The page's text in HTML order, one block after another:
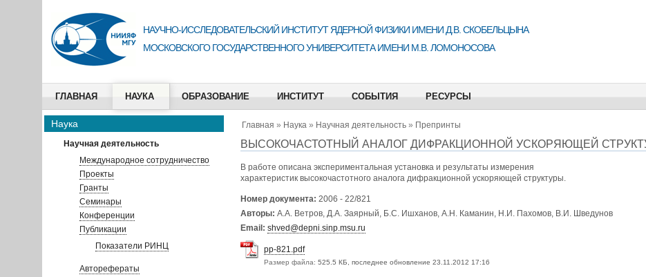
НАУЧНО-ИССЛЕДОВАТЕЛЬСКИЙ ИНСТИТУТ ЯДЕРНОЙ ФИЗИКИ ИМЕНИ Д.В. СКОБЕЛЬЦЫНА
МОСКОВСКОГО ГОСУДАРСТВЕННОГО УНИВЕРСИТЕТА ИМЕНИ М.В. ЛОМОНОСОВА
ГЛАВНАЯ НАУКА ОБРАЗОВАНИЕ ИНСТИТУТ СОБЫТИЯ РЕСУРСЫ
Наука
Научная деятельность
Международное сотрудничество
Проекты
Гранты
Семинары
Конференции
Публикации
Показатели РИНЦ
Авторефераты
Главная » Наука» Научная деятельность» Препринты
ВЫСОКОЧАСТОТНЫЙ АНАЛОГ ДИФРАКЦИОННОЙ УСКОРЯЮЩЕЙ
В работе описана экспериментальная установка и результаты измерения
характеристик высокочастотного аналога дифракционной ускоряющей структуры.
Номер документа: 2006 - 22/821
Авторы: А.А. Ветров, Д.А. Заярный, Б.С. Ишханов, А.Н. Каманин, Н.И. Пахомов, В.И. Шведунов
Email: shved@depni.sinp.msu.ru
pp-821.pdf
Размер файла: 525.5 КБ, последнее обновление 23.11.2012 17:16